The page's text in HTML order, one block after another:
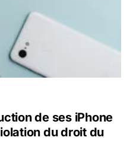
de ses iPhone
du droit du